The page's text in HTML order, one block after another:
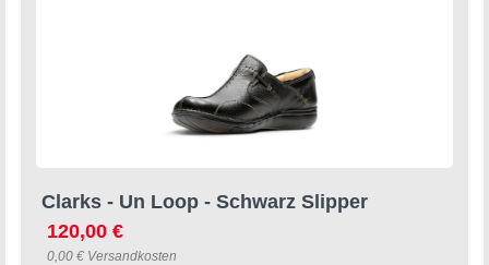
Clarks - Un Loop - Schwarz Slipper
120,00 €
0,00 € Versandkosten